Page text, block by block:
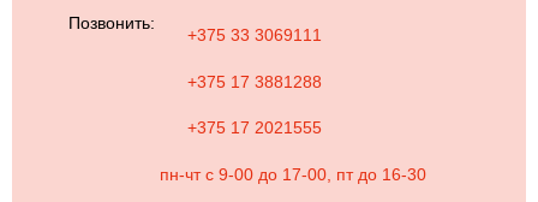
Позвонить:
+375 33 3069111
+375 17 3881288
+375 17 2021555
пн-чт с 9-00 до 17-00, пт до 16-30